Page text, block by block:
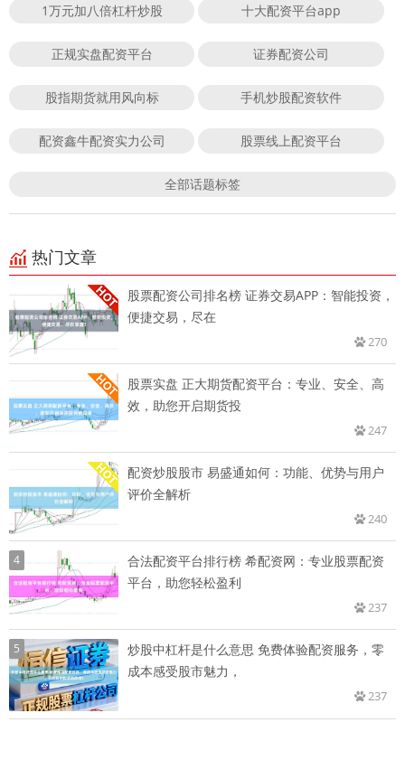
1万元加八倍杠杆炒股 十大配资平台app
正规实盘配资平台 证券配资公司
股指期货就用风向标 手机炒股配资软件
配资鑫牛配资实力公司 股票线上配资平台
全部话题标签
热门文章
股票配资公司排名榜 证券交易APP：智能投资，
便捷交易，尽在
270
股票实盘 正大期货配资平台：专业、安全、高
效，助您开启期货投
247
配资炒股股市 易盛通如何：功能、优势与用户
评价全解析
240
4
合法配资平台排行榜 希配资网：专业股票配资
平台，助您轻松盈利
237
5
炒股中杠杆是什么意思 免费体验配资服务，零
成本感受股市魅力，
237